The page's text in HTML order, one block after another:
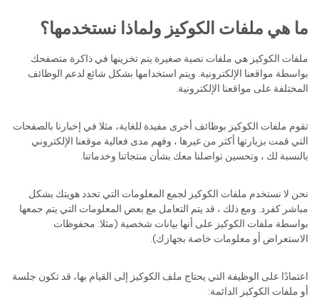
ما هي ملفات الكوكيز ولماذا نستخدمها؟
ملفات الكوكيز هي ملفات نصية صغيرة يتم تخزينها في ذاكرة متصفحك
بواسطة مواقعنا الإلكترونية. ويتم استخدامها بشكل شائع لدعم الوظائف
المختلفة على مواقعنا الإلكترونية.
تقوم ملفات الكوكيز بوظائف أخرى مفيدة للغاية، مثلا في إخبارنا بالصفحات
التي قمت بزيارتها أكثر من غيرها ، وفهم مدى فعالية موقعنا الإلكتروني
بالنسبة لك ، وتحسين تواصلنا معك بشأن منتجاتنا وخدماتنا.
نحن لا نستخدم ملفات الكوكيز لجمع المعلومات التي تحدد هويتك بشكل
مباشر كفرد. ومع ذلك ، قد يتم التعامل مع بعض المعلومات التي يتم جمعها
بواسطة ملفات الكوكيز على أنها بيانات شخصية (مثلا: محفوظات
الاستعراض أو معلومات خاصة بجهازك).
اعتمادًا على الوظيفة التي يحتاج ملف الكوكيز إلى القيام بها، قد تكون جلسة
أو ملفات الكوكيز الدائمة: